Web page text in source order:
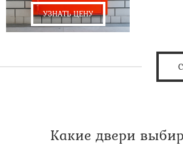
УЗНАТЬ ЦЕНУ
Какие двери